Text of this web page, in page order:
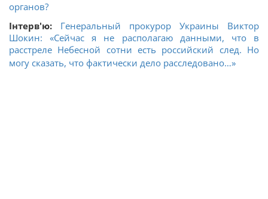
органов?
Інтерв'ю: Генеральный прокурор Украины Виктор
Шокин: «Сейчас я не располагаю данными, что в
расстреле Небесной сотни есть российский след. Но
могу сказать, что фактически дело расследовано…»